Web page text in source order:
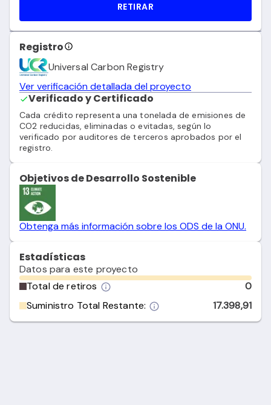
RETIRAR
Registro
Universal Carbon Registry
Ver verificación detallada del proyecto
Verificado y Certificado
Cada crédito representa una tonelada de emisiones de
CO2 reducidas, eliminadas o evitadas, según lo
verificado por auditores de terceros aprobados por el
registro.
Objetivos de Desarrollo Sostenible
Obtenga más información sobre los ODS de la ONU.
Estadísticas
Datos para este proyecto
Total de retiros
0
Suministro Total Restante:
17.398,91